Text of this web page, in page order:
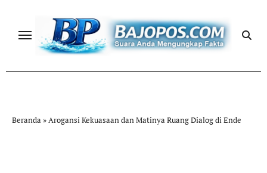
content
Beranda »Arogansi Kekuasaan dan Matinya Ruang Dialog di Ende